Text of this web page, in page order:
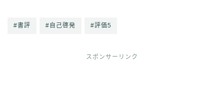
#書評 #自己啓発 #評価5
スポンサーリンク